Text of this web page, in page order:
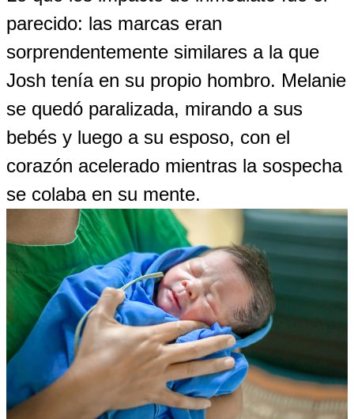
parecido: las marcas eran
sorprendentemente similares a la que
Josh tenía en su propio hombro. Melanie
se quedó paralizada, mirando a sus
bebés y luego a su esposo, con el
corazón acelerado mientras la sospecha
se colaba en su mente.